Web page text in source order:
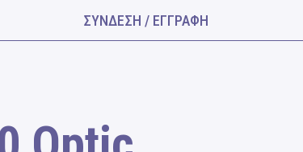
ΣΥΝΔΕΣΗ / ΕΓΓΡΑΦΗ